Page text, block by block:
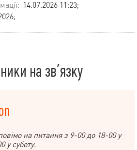
14.07.2026 11:23;
на зв’язку
на питання з 9-00 до 18-00 у
у суботу.